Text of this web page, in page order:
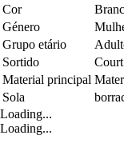
Cor
Género
Grupo etário
Sortido
Material principal
Sola
Loading...
Loading...